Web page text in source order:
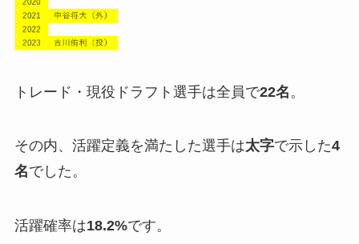
トレード・現役ドラフト選手は全員で22名 。
その内、活躍定義を満たした選手は太字で示した4
名でした。
活躍確率は18.2%です。